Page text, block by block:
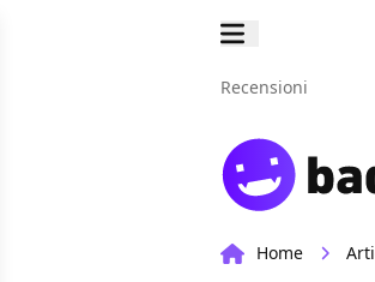
Recensioni
Home